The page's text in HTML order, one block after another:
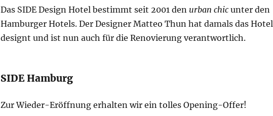
Das SIDE Design Hotel bestimmt seit 2001 den urban chicunter den
Hamburger Hotels. Der Designer Matteo Thun hat damals das Hotel
designt und ist nun auch für die Renovierung verantwortlich.
SIDE Hamburg
Zur Wieder-Eröffnung erhalten wir ein tolles Opening-Offer!